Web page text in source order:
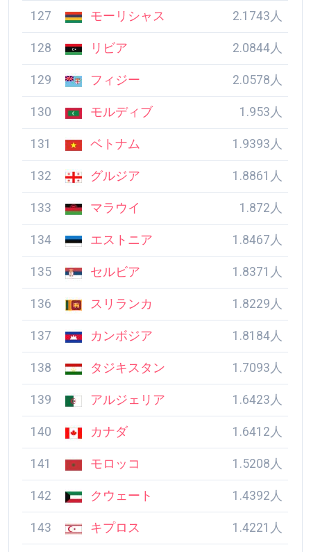
127 モーリシャス 2.1743人
128 リビア 2.0844人
129 フィジー 2.0578人
130 モルディブ 1.953人
131 ベトナム 1.9393人
132 グルジア 1.8861人
133 マラウイ 1.872人
134 エストニア 1.8467人
135 セルビア 1.8371人
136 スリランカ 1.8229人
137 カンボジア 1.8184人
138 タジキスタン 1.7093人
139 アルジェリア 1.6423人
140 カナダ 1.6412人
141 モロッコ 1.5208人
142 クウェート 1.4392人
143 キプロス 1.4221人